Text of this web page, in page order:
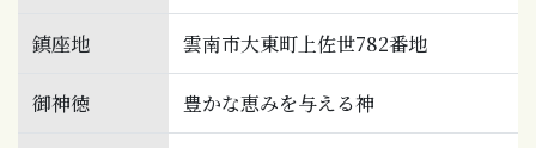
鎮座地 雲南市大東町上佐世782番地
御神徳 豊かな恵みを与える神